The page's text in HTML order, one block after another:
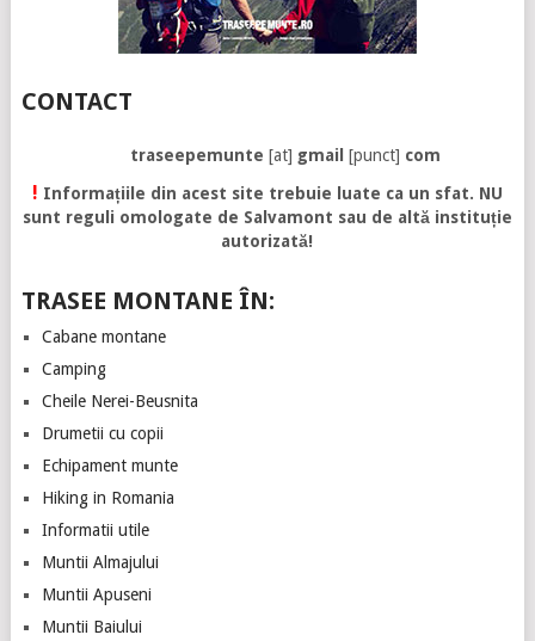
CONTACT
traseepemunte [at] gmail [punct] com
! Informațiile din acest site trebuie luate ca un sfat. NU
sunt reguli omologate de Salvamont sau de altă instituție
autorizată!
TRASEE MONTANE ÎN:
Cabane montane
Camping
Cheile Nerei-Beusnita
Drumetii cu copii
Echipament munte
Hiking in Romania
Informatii utile
Muntii Almajului
Muntii Apuseni
Muntii Baiului